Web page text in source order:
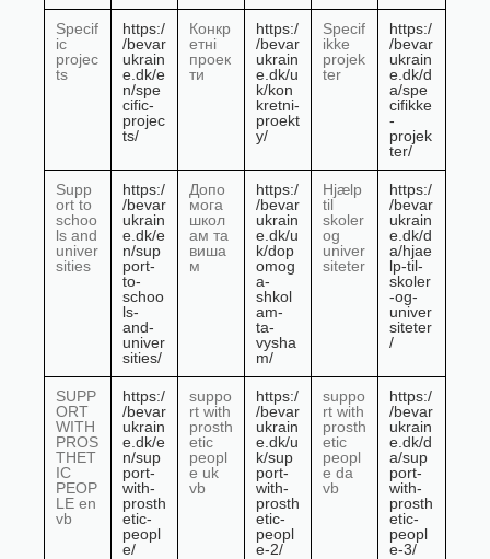
Specif
ic
projec
ts
https:/
/bevar
ukrain
e.dk/e
n/spe
cific-
projec
ts/
Конкр
етні
проек
ти
https:/
/bevar
ukrain
e.dk/u
k/kon
kretni-
proekt
y/
Specif
ikke
projek
ter
https:/
/bevar
ukrain
e.dk/d
a/spe
cifikke
-
projek
ter/
Supp
ort to
schoo
ls and
univer
sities
https:/
/bevar
ukrain
e.dk/e
n/sup
port-
to-
schoo
ls-
and-
univer
sities/
Допо
мога
школ
ам та
виша
м
https:/
/bevar
ukrain
e.dk/u
k/dop
omog
a-
shkol
am-
ta-
vysha
m/
Hjælp
til
skoler
og
univer
siteter
https:/
/bevar
ukrain
e.dk/d
a/hjae
lp-til-
skoler
-og-
univer
siteter
/
SUPP
ORT
WITH
PROS
THET
IC
PEOP
LE en
vb
https:/
/bevar
ukrain
e.dk/e
n/sup
port-
with-
prosth
etic-
peopl
e/
suppo
rt with
prosth
etic
peopl
e uk
vb
https:/
/bevar
ukrain
e.dk/u
k/sup
port-
with-
prosth
etic-
peopl
e-2/
suppo
rt with
prosth
etic
peopl
e da
vb
https:/
/bevar
ukrain
e.dk/d
a/sup
port-
with-
prosth
etic-
peopl
e-3/